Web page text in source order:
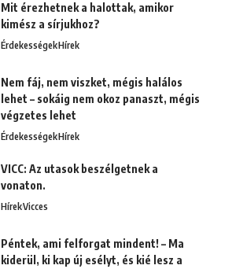
Mit érezhetnek a halottak, amikor
kimész a sírjukhoz?
ÉrdekességekHírek
Nem fáj, nem viszket, mégis halálos
lehet – sokáig nem okoz panaszt, mégis
végzetes lehet
ÉrdekességekHírek
VICC: Az utasok beszélgetnek a
vonaton.
HírekVicces
Péntek, ami felforgat mindent! – Ma
kiderül, ki kap új esélyt, és kié lesz a